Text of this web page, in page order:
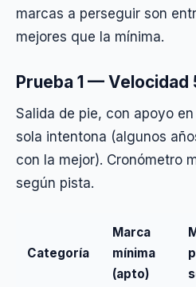
marcas a perseguir son
mejores que la mínima.
Prueba 1 —
Salida de pie, con apoyo
sola intentona (algunos
con la mejor). Cronómetro
según pista.
Categoría
Marca
mínima
(apto)